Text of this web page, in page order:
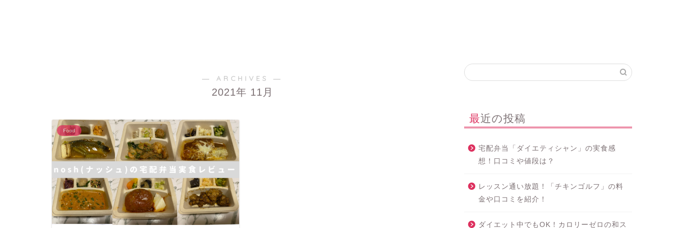
― ARCHIVES ―
2021年 11月
Food
最近の投稿
宅配弁当「ダイエティシャン」の実食感
想！口コミや値段は？
レッスン通い放題！「チキンゴルフ」の料
金や口コミを紹介！
ダイエット中でもOK！カロリーゼロの和ス